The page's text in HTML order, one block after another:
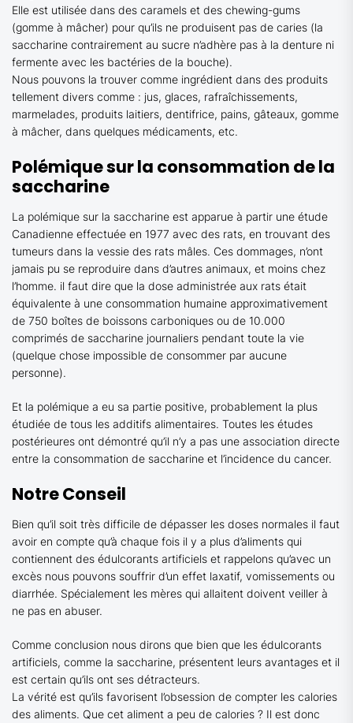
Elle est utilisée dans des caramels et des chewing-gums
(gomme à mâcher) pour qu’ils ne produisent pas de caries (la
saccharine contrairement au sucre n’adhère pas à la denture ni
fermente avec les bactéries de la bouche).
Nous pouvons la trouver comme ingrédient dans des produits
tellement divers comme : jus, glaces, rafraîchissements,
marmelades, produits laitiers, dentifrice, pains, gâteaux, gomme
à mâcher, dans quelques médicaments, etc.
Polémique sur la consommation de la
saccharine
La polémique sur la saccharine est apparue à partir une étude
Canadienne effectuée en 1977 avec des rats, en trouvant des
tumeurs dans la vessie des rats mâles. Ces dommages, n’ont
jamais pu se reproduire dans d’autres animaux, et moins chez
l’homme. il faut dire que la dose administrée aux rats était
équivalente à une consommation humaine approximativement
de 750 boîtes de boissons carboniques ou de 10.000
comprimés de saccharine journaliers pendant toute la vie
(quelque chose impossible de consommer par aucune
personne).
Et la polémique a eu sa partie positive, probablement la plus
étudiée de tous les additifs alimentaires. Toutes les études
postérieures ont démontré qu’il n’y a pas une association directe
entre la consommation de saccharine et l’incidence du cancer.
Notre Conseil
Bien qu’il soit très difficile de dépasser les doses normales il faut
avoir en compte qu’à chaque fois il y a plus d’aliments qui
contiennent des édulcorants artificiels et rappelons qu’avec un
excès nous pouvons souffrir d’un effet laxatif, vomissements ou
diarrhée. Spécialement les mères qui allaitent doivent veiller à
ne pas en abuser.
Comme conclusion nous dirons que bien que les édulcorants
artificiels, comme la saccharine, présentent leurs avantages et il
est certain qu’ils ont ses détracteurs.
La vérité est qu’ils favorisent l’obsession de compter les calories
des aliments. Que cet aliment a peu de calories ? Il est donc